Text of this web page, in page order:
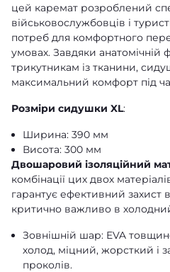
цей каремат розроблений
військовослужбовців і
потреб для комфортного
умовах. Завдяки анатомічній
трикутникам із тканини,
максимальний комфорт під
Розміри сидушки XL:
Ширина: 390 мм
Висота: 300 мм
Двошаровий ізоляційний
комбінації цих двох
гарантує ефективний
критично важливо в
Зовнішній шар: EVA
холод, міцний, жорсткий і
проколів.